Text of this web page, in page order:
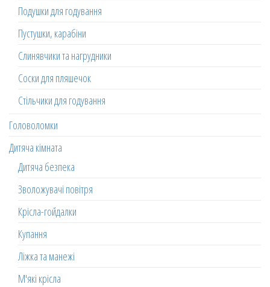
Подушки для годування
Пустушки, карабіни
Слинявчики та нагрудники
Соски для пляшечок
Стільчики для годування
Головоломки
Дитяча кімната
Дитяча безпека
Зволожувачі повітря
Крісла-гойдалки
Купання
Ліжка та манежі
М'які крісла